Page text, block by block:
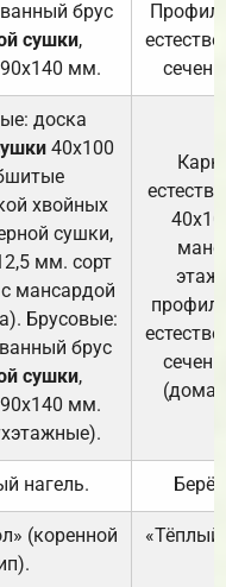
брус
сушки,
мм.
доска
40х100
хвойных
сушки,
мм. сорт
мансардой
Брусовые:
брус
сушки,
мм.
(дома
нагель.
(коренной
«Тёплый